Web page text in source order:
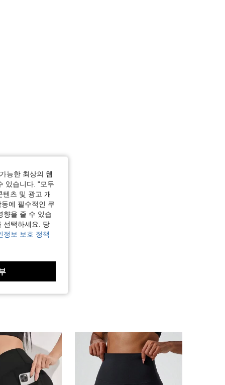
능한 최상의 웹
있습니다. "모두
츠 및 광고 개
에 필수적인 쿠
향을 줄 수 있습
선택하세요. 당
정보 보호 정책